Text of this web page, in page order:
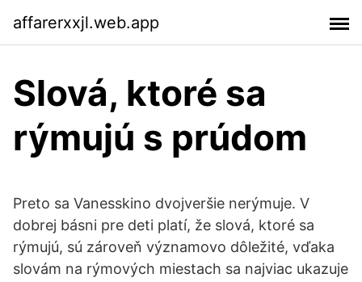
affarerxxjl.web.app
Slová, ktoré sa
rýmujú s prúdom
Preto sa Vanesskino dvojveršie nerýmuje. V
dobrej básni pre deti platí, že slová, ktoré sa
rýmujú, sú zároveň významovo dôležité, vďaka
slovám na rýmových miestach sa najviac ukazuje